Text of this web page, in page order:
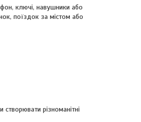
ключі, навушники або
поїздок за містом або
різноманітні